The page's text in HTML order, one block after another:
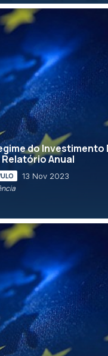
do Investimento
Anual
13 Nov 2023